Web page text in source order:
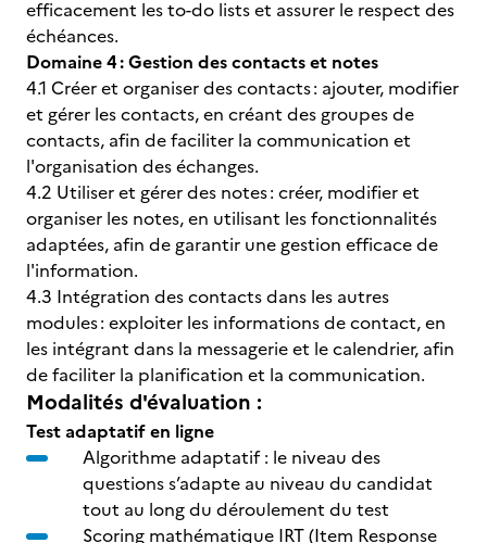
efficacement les to-do lists et assurer le respect des
échéances.
Domaine 4 : Gestion des contacts et notes
4.1 Créer et organiser des contacts : ajouter, modifier
et gérer les contacts, en créant des groupes de
contacts, afin de faciliter la communication et
l'organisation des échanges.
4.2 Utiliser et gérer des notes : créer, modifier et
organiser les notes, en utilisant les fonctionnalités
adaptées, afin de garantir une gestion efficace de
l'information.
4.3 Intégration des contacts dans les autres
modules : exploiter les informations de contact, en
les intégrant dans la messagerie et le calendrier, afin
de faciliter la planification et la communication.
Modalités d'évaluation :
Test adaptatif en ligne
Algorithme adaptatif : le niveau des
questions s’adapte au niveau du candidat
tout au long du déroulement du test
Scoring mathématique IRT (Item Response